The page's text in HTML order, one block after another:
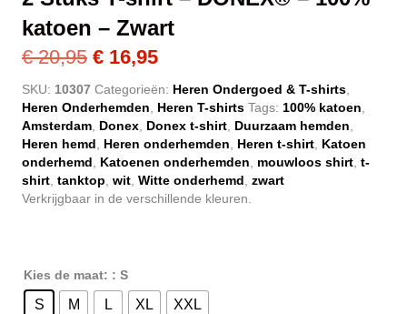
katoen – Zwart
€20,95 Oorspronkelijke
prijs
was:
€ 20,95.
€ 16,95Huidige
prijs
is:
€ 16,95.
SKU: 10307 Categorieën: Heren Ondergoed & T-shirts,
Heren Onderhemden, Heren T-shirts Tags: 100% katoen,
Amsterdam, Donex, Donex t-shirt, Duurzaam hemden,
Heren hemd, Heren onderhemden, Heren t-shirt, Katoen
onderhemd, Katoenen onderhemden, mouwloos shirt, t-
shirt, tanktop, wit, Witte onderhemd, zwart
Verkrijgbaar in de verschillende kleuren.
Kies de maat: : S
S M L XL XXL